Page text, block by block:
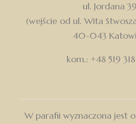
ul. Jordana 39
(wejście od ul. Wita
40-043
kom.: +48 519
W parafii wyznaczona jest